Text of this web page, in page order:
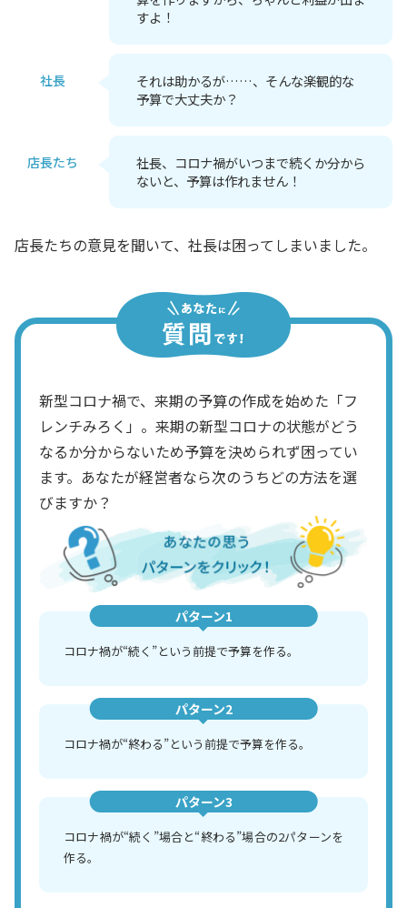
すよ！
社長
それは助かるが……、そんな楽観的な
予算で大丈夫か？
店長たち
社長、コロナ禍がいつまで続くか分から
ないと、予算は作れません！
店長たちの意見を聞いて、社長は困ってしまいました。
新型コロナ禍で、来期の予算の作成を始めた「フ
レンチみろく」。来期の新型コロナの状態がどう
なるか分からないため予算を決められず困ってい
ます。あなたが経営者なら次のうちどの方法を選
びますか？
パターン1
コロナ禍が“続く”という前提で予算を作る。
パターン2
コロナ禍が“終わる”という前提で予算を作る。
パターン3
コロナ禍が“続く”場合と“終わる”場合の2パターンを
作る。